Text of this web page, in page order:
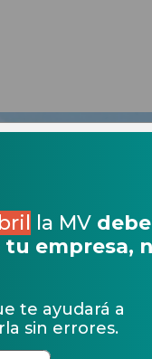
la MV
empresa,
te ayudará a
sin errores.